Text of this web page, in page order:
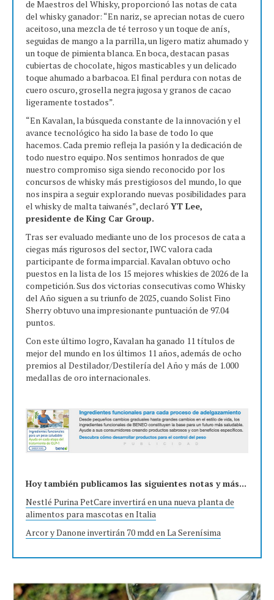
de Maestros del Whisky, proporcionó las notas de cata
del whisky ganador: “En nariz, se aprecian notas de cuero
aceitoso, una mezcla de té terroso y un toque de anís,
seguidas de mango a la parrilla, un ligero matiz ahumado y
un toque de pimienta blanca. En boca, destacan pasas
cubiertas de chocolate, higos masticables y un delicado
toque ahumado a barbacoa. El final perdura con notas de
cuero oscuro, grosella negra jugosa y granos de cacao
ligeramente tostados”.
“En Kavalan, la búsqueda constante de la innovación y el
avance tecnológico ha sido la base de todo lo que
hacemos. Cada premio refleja la pasión y la dedicación de
todo nuestro equipo. Nos sentimos honrados de que
nuestro compromiso siga siendo reconocido por los
concursos de whisky más prestigiosos del mundo, lo que
nos inspira a seguir explorando nuevas posibilidades para
el whisky de malta taiwanés”, declaró YT Lee,
presidente de King Car Group.
Tras ser evaluado mediante uno de los procesos de cata a
ciegas más rigurosos del sector, IWC valora cada
participante de forma imparcial. Kavalan obtuvo ocho
puestos en la lista de los 15 mejores whiskies de 2026 de la
competición. Sus dos victorias consecutivas como Whisky
del Año siguen a su triunfo de 2025, cuando Solist Fino
Sherry obtuvo una impresionante puntuación de 97.04
puntos.
Con este último logro, Kavalan ha ganado 11 títulos de
mejor del mundo en los últimos 11 años, además de ocho
premios al Destilador/Destilería del Año y más de 1.000
medallas de oro internacionales.
Hoy también publicamos las siguientes notas y más...
Nestlé Purina PetCare invertirá en una nueva planta de
alimentos para mascotas en Italia
Arcor y Danone invertirán 70 mdd en La Serenísima